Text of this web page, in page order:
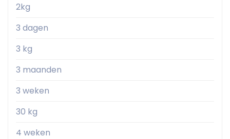
2kg
3 dagen
3 kg
3 maanden
3 weken
30 kg
4 weken